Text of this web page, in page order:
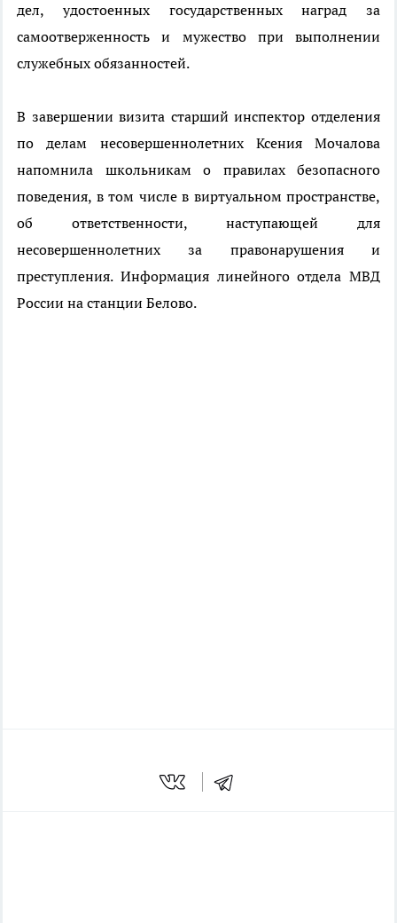
дел, удостоенных государственных наград за
самоотверженность и мужество при выполнении
служебных обязанностей.
В завершении визита старший инспектор отделения
по делам несовершеннолетних Ксения Мочалова
напомнила школьникам о правилах безопасного
поведения, в том числе в виртуальном пространстве,
об ответственности, наступающей для
несовершеннолетних за правонарушения и
преступления. Информация линейного отдела МВД
России на станции Белово.